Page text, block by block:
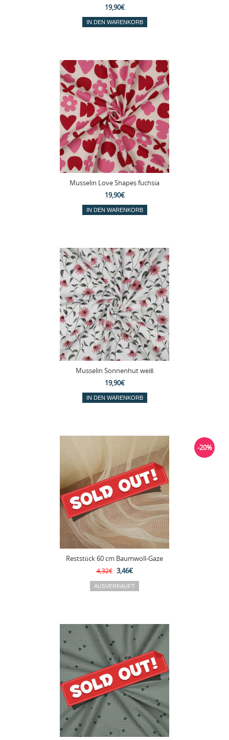
19,90€
Musselin Love Shapes fuchsia
19,90€
Musselin Sonnenhut weiß
19,90€
Reststück 60 cm Baumwoll-Gaze
4,32€ 3,46€
-20%